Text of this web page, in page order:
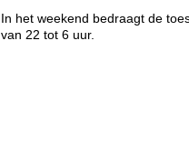
In het weekend bedraagt de
van 22 tot 6 uur.